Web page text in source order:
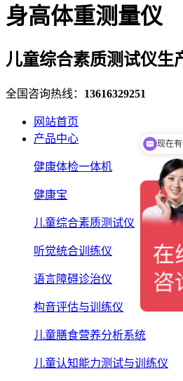
身高体重测量仪
儿童综合素质测试仪生
全国咨询热线： 13616329251
网站首页
产品中心
健康体检一体机
健康宝
儿童综合素质测试仪
听觉统合训练仪
语言障碍诊治仪
构音评估与训练仪
儿童膳食营养分析系统
儿童认知能力测试与训练仪
现在